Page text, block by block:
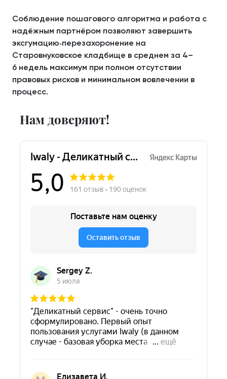
Соблюдение пошагового алгоритма и работа с
надёжным партнёром позволяют завершить
эксгумацию‑перезахоронение на
Старовнуковское кладбище в среднем за 4–
6 недель максимум при полном отсутствии
правовых рисков и минимальном вовлечении в
процесс.
Нам доверяют!